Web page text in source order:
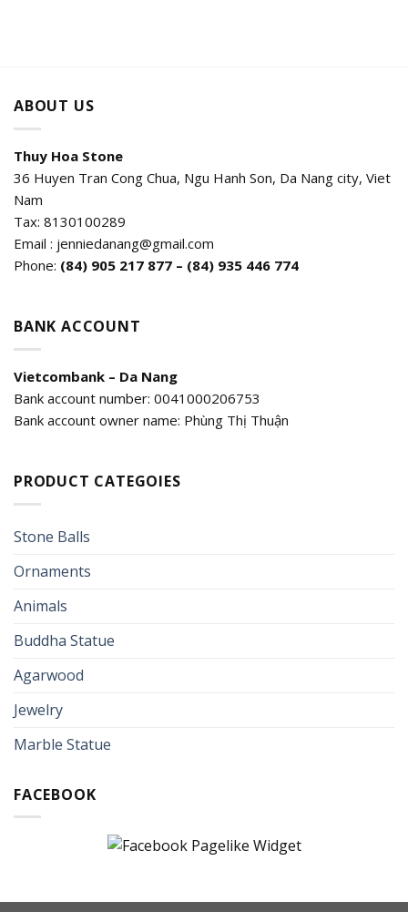
ABOUT US
Thuy Hoa Stone
36 Huyen Tran Cong Chua, Ngu Hanh Son, Da Nang city, Viet
Nam
Tax: 8130100289
Email : jenniedanang@gmail.com
Phone: (84) 905 217 877 – (84) 935 446 774
BANK ACCOUNT
Vietcombank – Da Nang
Bank account number: 0041000206753
Bank account owner name: Phùng Thị Thuận
PRODUCT CATEGOIES
Stone Balls
Ornaments
Animals
Buddha Statue
Agarwood
Jewelry
Marble Statue
FACEBOOK